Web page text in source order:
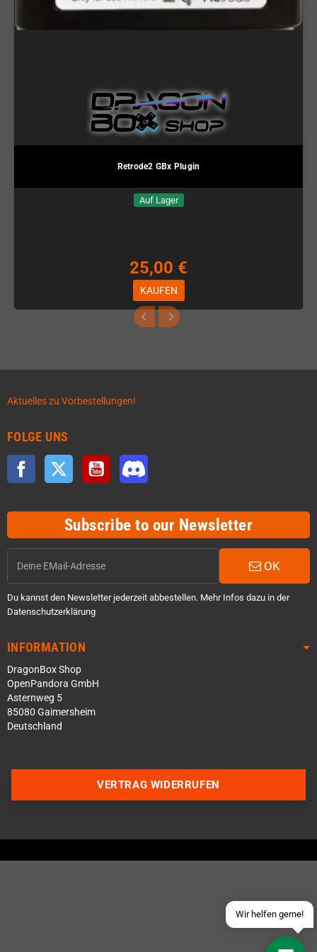
Retrode2 GBx Plugin
Auf Lager
25,00 €
KAUFEN
Aktuelles zu Vorbestellungen!
FOLGE UNS
Facebook Twitter YouTube
Subscribe to our Newsletter
OK
Du kannst den Newsletter jederzeit abbestellen. Mehr Infos dazu in der
Datenschutzerklärung
INFORMATION
DragonBox Shop
OpenPandora GmbH
Asternweg 5
85080 Gaimersheim
Deutschland
Wir helfen gerne!
Discord Server beitreten
Schick uns eine eMail
VERTRAG WIDERRUFEN